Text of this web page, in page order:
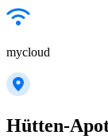
mycloud
Hütten-